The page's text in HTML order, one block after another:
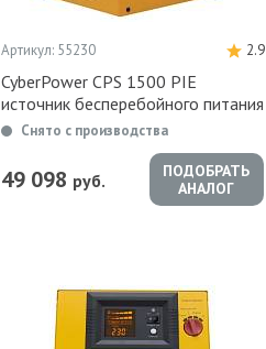
Артикул: 55230 2.9
CyberPower CPS 1500 PIE
источник бесперебойного питания
Снято с производства
49 098 руб.
ПОДОБРАТЬ
АНАЛОГ